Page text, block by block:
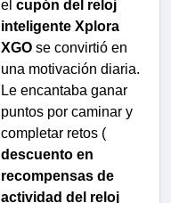
el cupón del reloj
inteligente Xplora
XGO se convirtió en
una motivación diaria.
Le encantaba ganar
puntos por caminar y
completar retos (
descuento en
recompensas de
actividad del reloj